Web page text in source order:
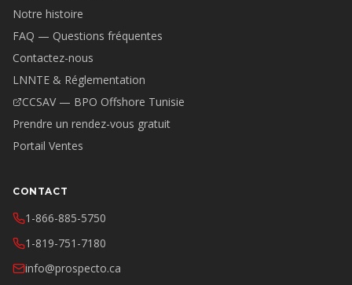
Notre histoire
FAQ — Questions fréquentes
Contactez-nous
LNNTE & Réglementation
CCSAV — BPO Offshore Tunisie
Prendre un rendez-vous gratuit
Portail Ventes
CONTACT
1-866-885-5750
1-819-751-7180
info@prospecto.ca